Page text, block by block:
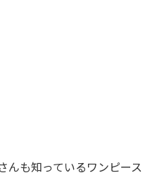
んも知っているワンピース